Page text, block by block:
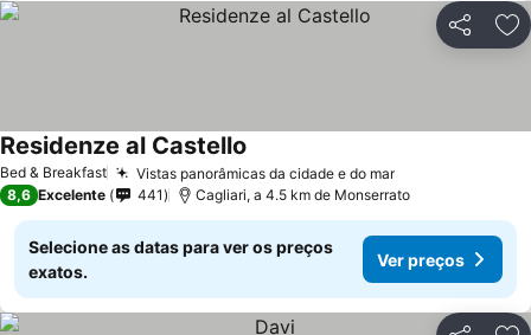
Partilhar
Bed & Breakfast Vistas panorâmicas da cidade e do mar
Residenze al Castello
8,6 Excelente 441 Cagliari, a 4.5 km de Monserrato
Selecione as datas para ver os preços
exatos.
Ver preços